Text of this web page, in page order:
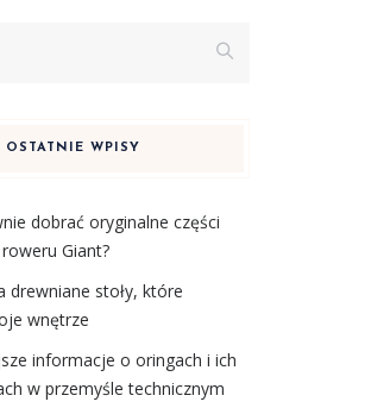
OSTATNIE WPISY
dobrać oryginalne części
Giant?
drewniane stoły, które
wnętrze
informacje o oringach i ich
w przemyśle technicznym